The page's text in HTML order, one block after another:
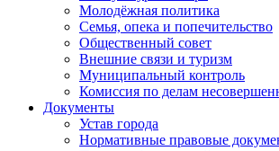
Молодёжная политика
Семья, опека и попечительство
Общественный совет
Внешние связи и туризм
Муниципальный контроль
Комиссия по делам
Документы
Устав города
Нормативные правовые